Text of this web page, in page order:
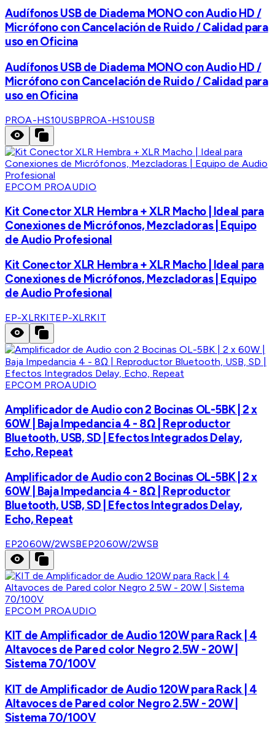
Audífonos USB de Diadema MONO con Audio HD /
Micrófono con Cancelación de Ruido / Calidad para
uso en Oficina
Audífonos USB de Diadema MONO con Audio HD /
Micrófono con Cancelación de Ruido / Calidad para
uso en Oficina
PROA-HS10USBPROA-HS10USB
EPCOM PROAUDIO
Kit Conector XLR Hembra + XLR Macho | Ideal para
Conexiones de Micrófonos, Mezcladoras | Equipo
de Audio Profesional
Kit Conector XLR Hembra + XLR Macho | Ideal para
Conexiones de Micrófonos, Mezcladoras | Equipo
de Audio Profesional
EP-XLRKITEP-XLRKIT
EPCOM PROAUDIO
Amplificador de Audio con 2 Bocinas OL-5BK | 2 x
60W | Baja Impedancia 4 - 8Ω | Reproductor
Bluetooth, USB, SD | Efectos Integrados Delay,
Echo, Repeat
Amplificador de Audio con 2 Bocinas OL-5BK | 2 x
60W | Baja Impedancia 4 - 8Ω | Reproductor
Bluetooth, USB, SD | Efectos Integrados Delay,
Echo, Repeat
EP2060W/2WSBEP2060W/2WSB
EPCOM PROAUDIO
KIT de Amplificador de Audio 120W para Rack | 4
Altavoces de Pared color Negro 2.5W - 20W |
Sistema 70/100V
KIT de Amplificador de Audio 120W para Rack | 4
Altavoces de Pared color Negro 2.5W - 20W |
Sistema 70/100V